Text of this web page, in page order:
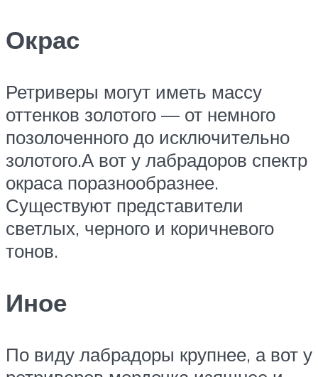
Окрас
Ретриверы могут иметь массу
оттенков золотого — от немного
позолоченного до исключительно
золотого.А вот у лабрадоров спектр
окраса поразнообразнее.
Существуют представители
светлых, черного и коричневого
тонов.
Иное
По виду лабрадоры крупнее, а вот у